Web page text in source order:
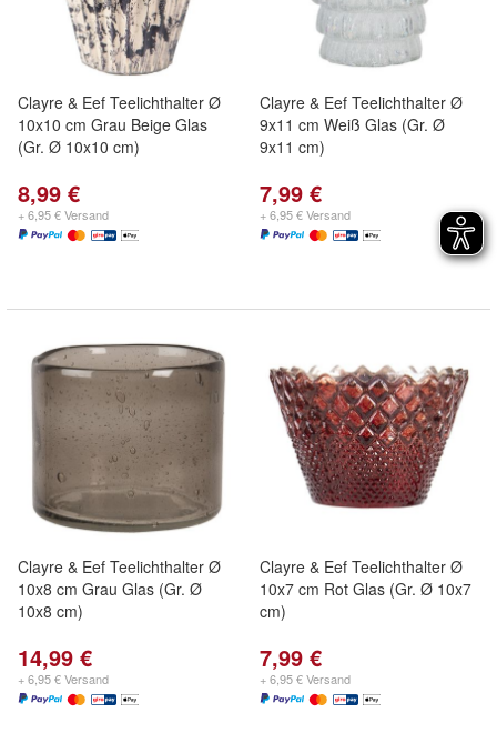
Clayre & Eef Teelichthalter Ø
10x10 cm Grau Beige Glas
(Gr. Ø 10x10 cm)
8,99 €
+ 6,95 € Versand
Clayre & Eef Teelichthalter Ø
9x11 cm Weiß Glas (Gr. Ø
9x11 cm)
7,99 €
+ 6,95 € Versand
Clayre & Eef Teelichthalter Ø
10x8 cm Grau Glas (Gr. Ø
10x8 cm)
14,99 €
+ 6,95 € Versand
Clayre & Eef Teelichthalter Ø
10x7 cm Rot Glas (Gr. Ø 10x7
cm)
7,99 €
+ 6,95 € Versand